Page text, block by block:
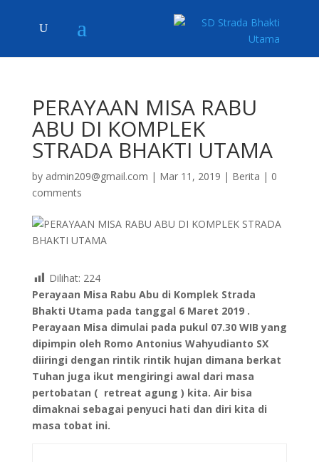
PERAYAAN MISA RABU
ABU DI KOMPLEK
STRADA BHAKTI UTAMA
by admin209@gmail.com | Mar 11, 2019 | Berita | 0
comments
Dilihat: 224
Perayaan Misa Rabu Abu di Komplek Strada
Bhakti Utama pada tanggal 6 Maret 2019 .
Perayaan Misa dimulai pada pukul 07.30 WIB yang
dipimpin oleh Romo Antonius Wahyudianto SX
diiringi dengan rintik rintik hujan dimana berkat
Tuhan juga ikut mengiringi awal dari masa
pertobatan ( retreat agung ) kita. Air bisa
dimaknai sebagai penyuci hati dan diri kita di
masa tobat ini.